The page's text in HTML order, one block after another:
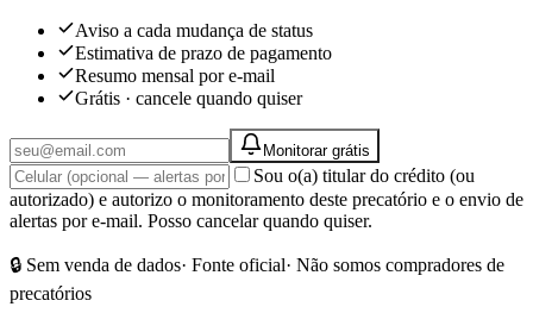
Aviso a cada mudança de status
Estimativa de prazo de pagamento
Resumo mensal por e-mail
Grátis · cancele quando quiser
Monitorar grátis
Sou o(a) titular do crédito (ou
autorizado) e autorizo o monitoramento deste precatório e o envio de
alertas por e-mail. Posso cancelar quando quiser.
🔒 Sem venda de dados· Fonte oficial· Não somos compradores de
precatórios